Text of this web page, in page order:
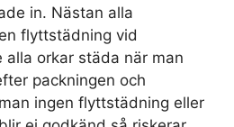
in. Nästan alla
flyttstädning vid
orkar städa när man
packningen och
ingen flyttstädning eller